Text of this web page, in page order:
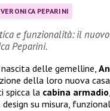
VERONICA PEPARINI
e funzionalità: il
Peparini.
delle gemelline,
della loro nuova
spicca la cabina armadio
su misura,